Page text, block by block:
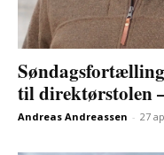
til direktørstolen
Andreas Andreassen - 27